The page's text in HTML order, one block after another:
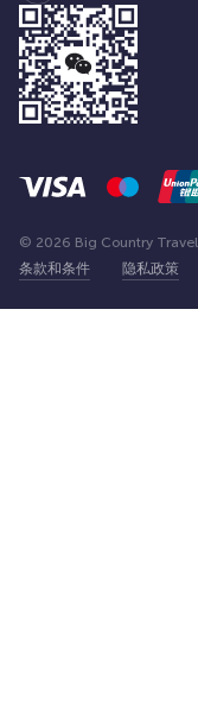
条款和条件 隐私政策
© 2026 Big Country Travel